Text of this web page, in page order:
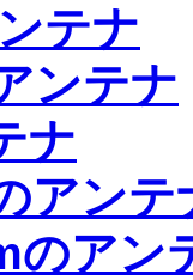
テナ
ンテナ
ナ
アンテ
アン